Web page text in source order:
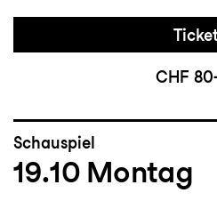
CHF
Schauspiel
19.10 Montag